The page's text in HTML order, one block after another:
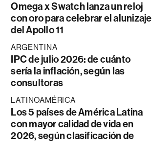
Omega x Swatch lanza un reloj
con oro para celebrar el alunizaje
del Apollo 11
ARGENTINA
IPC de julio 2026: de cuánto
sería la inflación, según las
consultoras
LATINOAMÉRICA
Los 5 países de América Latina
con mayor calidad de vida en
2026, según clasificación de